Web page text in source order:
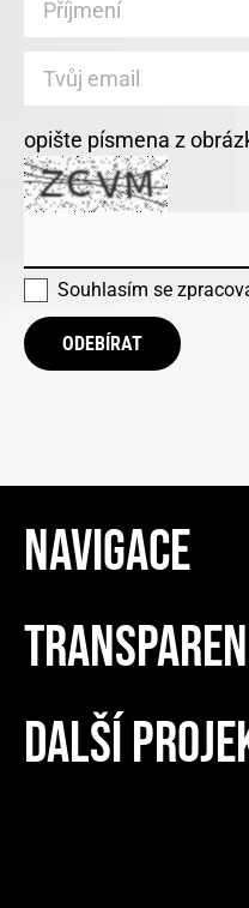
opište písmena z
Souhlasím se
ODEBÍRAT
NAVIGACE
DALŠÍ